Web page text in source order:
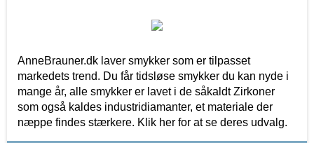
AnneBrauner.dk laver smykker som er tilpasset
markedets trend. Du får tidsløse smykker du kan nyde i
mange år, alle smykker er lavet i de såkaldt Zirkoner
som også kaldes industridiamanter, et materiale der
næppe findes stærkere. Klik her for at se deres udvalg.